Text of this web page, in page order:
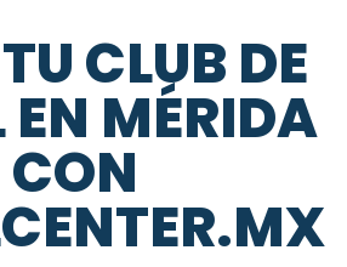
CLUB DE
EN MÉRIDA
CON